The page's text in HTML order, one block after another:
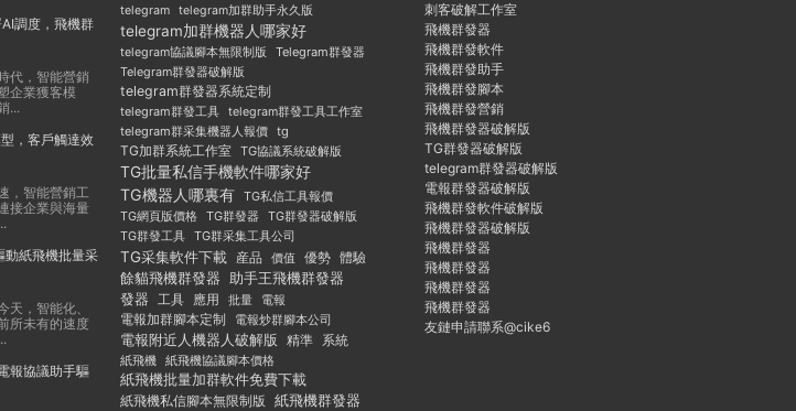
調度，飛機群
代，智能營銷
企業獲客模
...
，客戶觸達效
，智能營銷工
接企業與海量
動紙飛機批量采
，智能化、
所未有的速度
報協議助手驅
telegram telegram加群助手永久版
telegram加群機器人哪家好
telegram協議腳本無限制版
Telegram群發器
Telegram群發器破解版
telegram群發器系統定制
telegram群發工具 telegram群發工具工作室
telegram群采集機器人報價 tg
TG加群系統工作室 TG協議系統破解版
TG批量私信手機軟件哪家好
TG機器人哪裏有 TG私信工具報價
TG網頁版價格 TG群發器
TG群發器破解版
TG群發工具 TG群采集工具公司
TG采集軟件下載 産品 價值 優勢 體驗
餘貓飛機群發器 助手王飛機群發器
發器 工具 應用 批量 電報
電報加群腳本定制 電報炒群腳本公司
電報附近人機器人破解版 精準
系統
紙飛機
紙飛機協議腳本價格
紙飛機批量加群軟件免費下載
紙飛機私信腳本無限制版 紙飛機群發器
刺客破解工作室
飛機群發器
飛機群發軟件
飛機群發助手
飛機群發腳本
飛機群發營銷
飛機群發器破解版
TG群發器破解版
telegram群發器破解版
電報群發器破解版
飛機群發軟件破解版
飛機群發器破解版
飛機群發器
飛機群發器
飛機群發器
飛機群發器
友鏈申請聯系@cike6